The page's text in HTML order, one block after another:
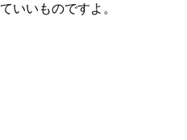
いいものですよ。